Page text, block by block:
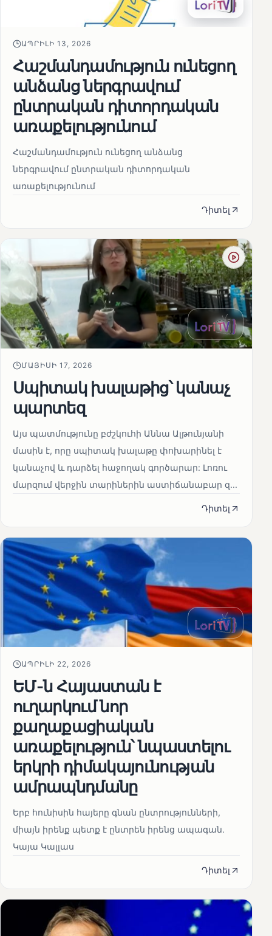
ԱՊՐԻԼԻ 13, 2026
Հաշմանդամություն ունեցող
անձանց ներգրավում
ընտրական դիտորդական
առաքելությունում
Հաշմանդամություն ունեցող անձանց
ներգրավում ընտրական դիտորդական
առաքելությունում
Դիտել
ՄԱՅԻՍԻ 17, 2026
Սպիտակ խալաթից՝ կանաչ
պարտեզ
Այս պատմությունը բժշկուհի Աննա Ալթունյանի
մասին է, որը սպիտակ խալաթը փոխարինել է
կանաչով և դարձել հաջողակ գործարար: Լոռու
մարզում վերջին տարիներին աստիճանաբար զ...
Դիտել
ԱՊՐԻԼԻ 22, 2026
ԵՄ-ն Հայաստան է
ուղարկում նոր
քաղաքացիական
առաքելություն՝ նպաստելու
երկրի դիմակայունության
ամրապնդմանը
Երբ հունիսին հայերը գնան ընտրությունների,
միայն իրենք պետք է ընտրեն իրենց ապագան.
Կայա Կալլաս
Դիտել